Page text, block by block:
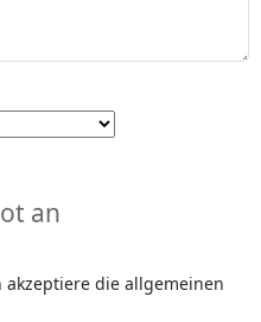
an
die allgemeinen